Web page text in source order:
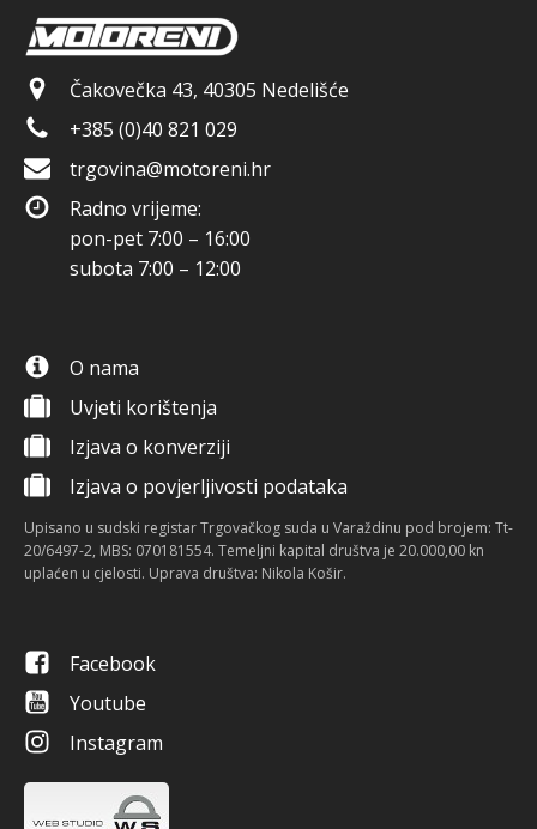
Čakovečka 43, 40305 Nedelišće
+385 (0)40 821 029
trgovina@motoreni.hr
Radno vrijeme:
pon-pet 7:00 – 16:00
subota 7:00 – 12:00
O nama
Uvjeti korištenja
Izjava o konverziji
Izjava o povjerljivosti podataka
Upisano u sudski registar Trgovačkog suda u Varaždinu pod brojem: Tt-
20/6497-2, MBS: 070181554. Temeljni kapital društva je 20.000,00 kn
uplaćen u cjelosti. Uprava društva: Nikola Košir.
Facebook
Youtube
Instagram